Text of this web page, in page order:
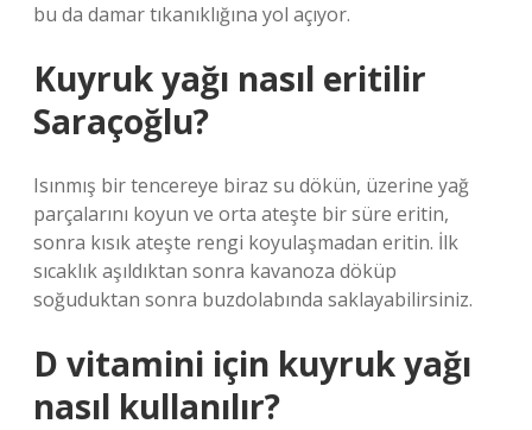
bu da damar tıkanıklığına yol açıyor.
Kuyruk yağı nasıl eritilir
Saraçoğlu?
Isınmış bir tencereye biraz su dökün, üzerine yağ
parçalarını koyun ve orta ateşte bir süre eritin,
sonra kısık ateşte rengi koyulaşmadan eritin. İlk
sıcaklık aşıldıktan sonra kavanoza döküp
soğuduktan sonra buzdolabında saklayabilirsiniz.
D vitamini için kuyruk yağı
nasıl kullanılır?